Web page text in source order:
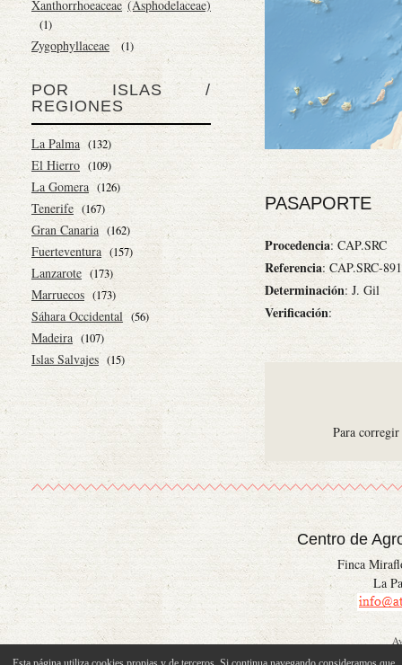
Xanthorrhoeaceae (Asphodelaceae)
(1)
Zygophyllaceae (1)
POR ISLAS /
REGIONES
La Palma (132)
El Hierro (109)
La Gomera (126)
Tenerife (167)
Gran Canaria (162)
Fuerteventura (157)
Lanzarote (173)
Marruecos (173)
Sáhara Occidental (56)
Madeira (107)
Islas Salvajes (15)
PASAPORTE
Procedencia: CAP.SRC
Referencia: CAP.SRC-891
Determinación: J. Gil
Verificación:
Para
Centro de
Finca
La